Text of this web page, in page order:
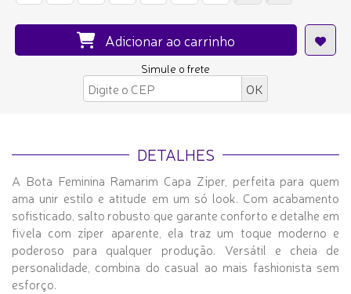
Adicionar ao carrinho
Simule o frete
DETALHES
A Bota Feminina Ramarim Capa Zíper, perfeita para quem
ama unir estilo e atitude em um só look. Com acabamento
sofisticado, salto robusto que garante conforto e detalhe em
fivela com zíper aparente, ela traz um toque moderno e
poderoso para qualquer produção. Versátil e cheia de
personalidade, combina do casual ao mais fashionista sem
esforço.